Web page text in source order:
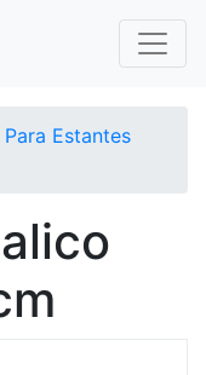
Estantes